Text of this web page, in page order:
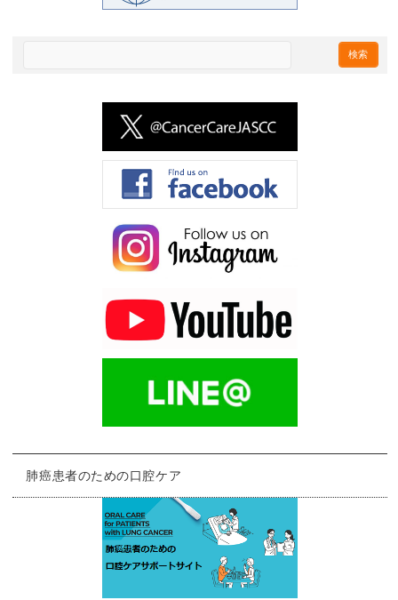
肺癌患者のための口腔ケア